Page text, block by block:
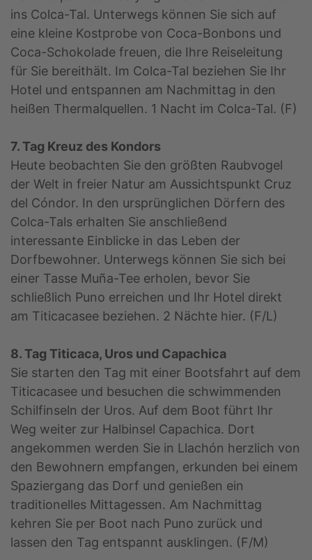
ins Colca-Tal. Unterwegs können Sie sich auf
eine kleine Kostprobe von Coca-Bonbons und
Coca-Schokolade freuen, die Ihre Reiseleitung
für Sie bereithält. Im Colca-Tal beziehen Sie Ihr
Hotel und entspannen am Nachmittag in den
heißen Thermalquellen. 1 Nacht im Colca-Tal. (F)
7. Tag Kreuz des Kondors
Heute beobachten Sie den größten Raubvogel
der Welt in freier Natur am Aussichtspunkt Cruz
del Cóndor. In den ursprünglichen Dörfern des
Colca-Tals erhalten Sie anschließend
interessante Einblicke in das Leben der
Dorfbewohner. Unterwegs können Sie sich bei
einer Tasse Muña-Tee erholen, bevor Sie
schließlich Puno erreichen und Ihr Hotel direkt
am Titicacasee beziehen. 2 Nächte hier. (F/L)
8. Tag Titicaca, Uros und Capachica
Sie starten den Tag mit einer Bootsfahrt auf dem
Titicacasee und besuchen die schwimmenden
Schilfinseln der Uros. Auf dem Boot führt Ihr
Weg weiter zur Halbinsel Capachica. Dort
angekommen werden Sie in Llachón herzlich von
den Bewohnern empfangen, erkunden bei einem
Spaziergang das Dorf und genießen ein
traditionelles Mittagessen. Am Nachmittag
kehren Sie per Boot nach Puno zurück und
lassen den Tag entspannt ausklingen. (F/M)